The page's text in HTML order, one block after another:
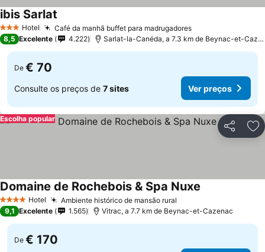
3 EstrelasHotel Café da manhã buffet para madrugadores
ibis Sarlat
8,5 Excelente 4.222 Sarlat-la-Canéda, a 7.3 km de Beynac-et-Cazenac
De € 70
Consulte os preços de 7 sites Ver preços
Partilhar
Escolha popular
4 EstrelasHotel Ambiente histórico de mansão rural
Domaine de Rochebois & Spa Nuxe
9,1 Excelente 1.565 Vitrac, a 7.7 km de Beynac-et-Cazenac
De € 170